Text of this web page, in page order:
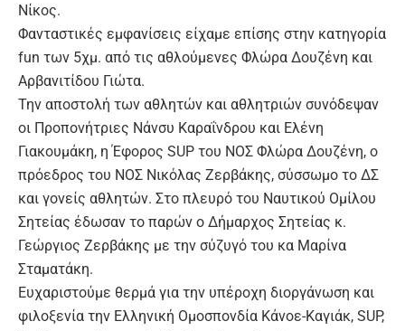
Νίκος.
Φανταστικές εμφανίσεις είχαμε επίσης στην κατηγορία
fun των 5χμ. από τις αθλούμενες Φλώρα Δουζένη και
Αρβανιτίδου Γιώτα.
Την αποστολή των αθλητών και αθλητριών συνόδεψαν
οι Προπονήτριες Νάνσυ Καραΐνδρου και Ελένη
Γιακουμάκη, η Έφορος SUP του ΝΟΣ Φλώρα Δουζένη, ο
πρόεδρος του ΝΟΣ Νικόλας Ζερβάκης, σύσσωμο το ΔΣ
και γονείς αθλητών. Στο πλευρό του Ναυτικού Ομίλου
Σητείας έδωσαν το παρών ο Δήμαρχος Σητείας κ.
Γεώργιος Ζερβάκης με την σύζυγό του κα Μαρίνα
Σταματάκη.
Ευχαριστούμε θερμά για την υπέροχη διοργάνωση και
φιλοξενία την Ελληνική Ομοσπονδία Κάνοε-Καγιάκ, SUP,